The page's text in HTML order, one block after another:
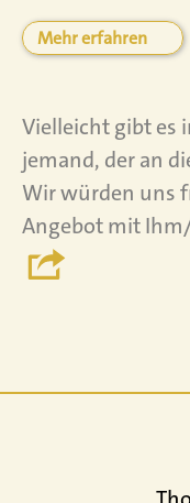
Mehr erfahren
Vielleicht gibt es
jemand, der an
Wir würden uns
Angebot mit